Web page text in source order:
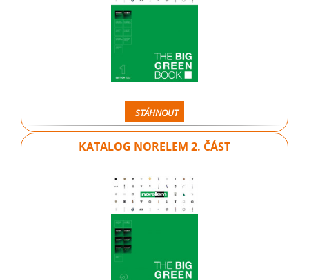
STÁHNOUT
KATALOG NORELEM 2. ČÁST